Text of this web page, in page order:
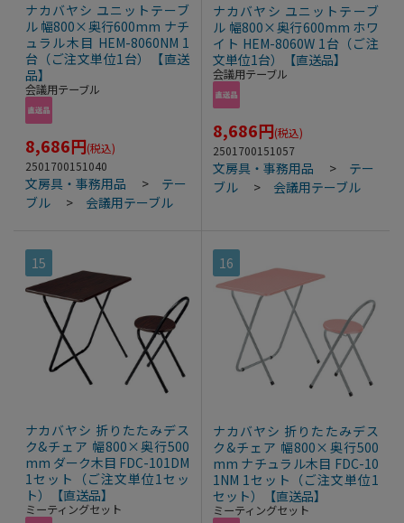
ナカバヤシ ユニットテーブ
ル 幅800×奥行600mm ナチ
ュラル木目 HEM-8060NM 1
台（ご注文単位1台）【直送
品】
会議用テーブル
8,686円(税込)
2501700151040
文房具・事務用品 > テー
ブル
> 会議用テーブル
ナカバヤシ ユニットテーブ
ル 幅800×奥行600mm ホワ
イト HEM-8060W 1台（ご注
文単位1台）【直送品】
会議用テーブル
8,686円(税込)
2501700151057
文房具・事務用品 > テー
ブル
> 会議用テーブル
15
ナカバヤシ 折りたたみデス
ク&チェア 幅800×奥行500
mm ダーク木目 FDC-101DM
1セット（ご注文単位1セッ
ト）【直送品】
ミーティングセット
16
ナカバヤシ 折りたたみデス
ク&チェア 幅800×奥行500
mm ナチュラル木目 FDC-10
1NM 1セット（ご注文単位1
セット）【直送品】
ミーティングセット